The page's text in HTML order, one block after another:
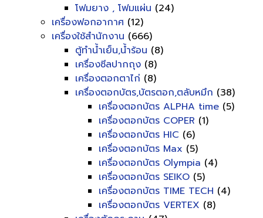
โฟมยาง , โฟมแผ่น (24)
เครื่องฟอกอากาศ (12)
เครื่องใช้สำนักงาน (666)
ตู้ทำน้ำเย็น,น้ำร้อน (8)
เครื่องซีลปากถุง (8)
เครื่องตอกตาไก่ (8)
เครื่องตอกบัตร,บัตรตอก,ตลับหมึก (38)
เครื่องตอกบัตร ALPHA time (5)
เครื่องตอกบัตร COPER (1)
เครื่องตอกบัตร HIC (6)
เครื่องตอกบัตร Max (5)
เครื่องตอกบัตร Olympia (4)
เครื่องตอกบัตร SEIKO (5)
เครื่องตอกบัตร TIME TECH (4)
เครื่องตอกบัตร VERTEX (8)